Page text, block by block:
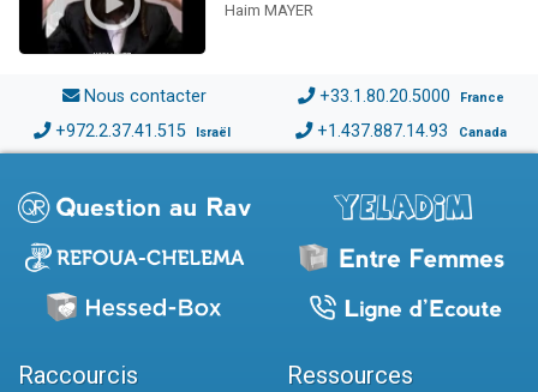
Haim MAYER
Nous contacter +33.1.80.20.5000 France
+972.2.37.41.515 Israël +1.437.887.14.93 Canada
Raccourcis Ressources